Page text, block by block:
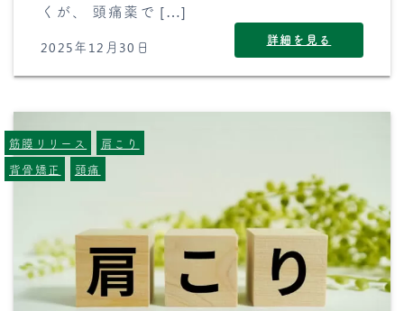
くが、 頭痛薬で […]
2025年12月30日 詳細を見る
筋膜リリース
肩こり
背骨矯正
頭痛